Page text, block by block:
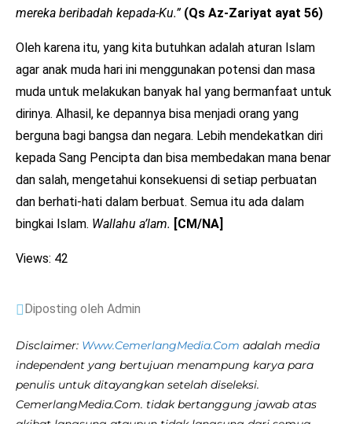
mereka beribadah kepada-Ku.” (Qs Az-Zariyat ayat 56)
Oleh karena itu, yang kita butuhkan adalah aturan Islam
agar anak muda hari ini menggunakan potensi dan masa
muda untuk melakukan banyak hal yang bermanfaat untuk
dirinya. Alhasil, ke depannya bisa menjadi orang yang
berguna bagi bangsa dan negara. Lebih mendekatkan diri
kepada Sang Pencipta dan bisa membedakan mana benar
dan salah, mengetahui konsekuensi di setiap perbuatan
dan berhati-hati dalam berbuat. Semua itu ada dalam
bingkai Islam. Wallahu a’lam. [CM/NA]
Views: 42
Diposting oleh Admin
Disclaimer: Www.CemerlangMedia.Com adalah media
independent yang bertujuan menampung karya para
penulis untuk ditayangkan setelah diseleksi.
CemerlangMedia.Com. tidak bertanggung jawab atas